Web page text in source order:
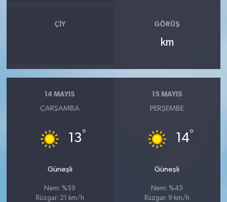
ÇIY GÖRÜŞ
km
14 MAYIS
ÇARŞAMBA
13°
Güneşli
Nem: %59
Rüzgar: 21 km/h
15 MAYIS
PERŞEMBE
14°
Güneşli
Nem: %45
Rüzgar: 9 km/h